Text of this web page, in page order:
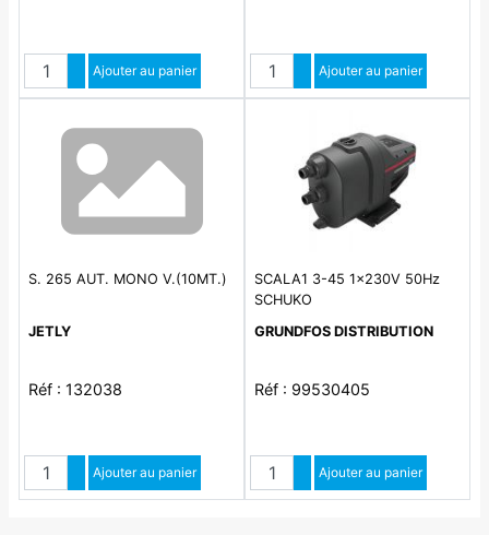
QuantitéAugmenter quantité
Diminuer quantité
Ajouter au panier QuantitéAugmenter quantité
Diminuer quantité
Ajouter au panier
S. 265 AUT. MONO V.(10MT.)
JETLY
Réf : 132038
QuantitéAugmenter quantité
Diminuer quantité
Ajouter au panier
SCALA1 3-45 1x230V 50Hz
SCHUKO
GRUNDFOS DISTRIBUTION
Réf : 99530405
QuantitéAugmenter quantité
Diminuer quantité
Ajouter au panier